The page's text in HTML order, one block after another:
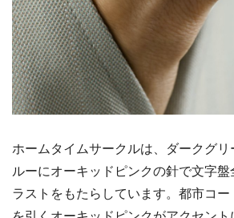
ホームタイムサークルは、ダークグ
ルーにオーキッドピンクの針で文字盤
ラストをもたらしています。都市コ